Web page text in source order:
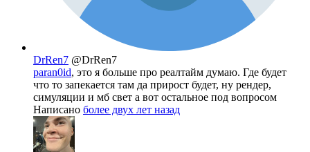
DrRen7 @DrRen7
paran0id, это я больше про реалтайм думаю. Где будет
что то запекается там да прирост будет, ну рендер,
симуляции и мб свет а вот остальное под вопросом
Написано более двух лет назад